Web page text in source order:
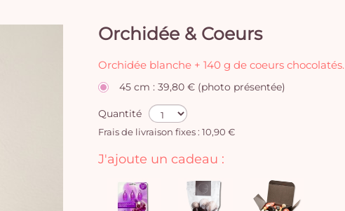
Orchidée & Coeurs
Orchidée blanche + 140 g de coeurs chocolatés.
45 cm : 39,80 € (photo présentée)
Quantité
Frais de livraison fixes : 10,90 €
J'ajoute un cadeau :